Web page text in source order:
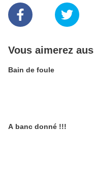
Vous aimerez
Bain de foule
A banc donné !!!